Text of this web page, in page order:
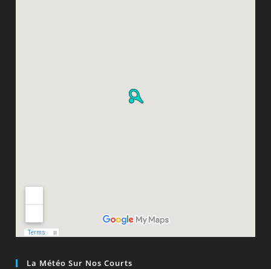
La Météo Sur Nos Courts